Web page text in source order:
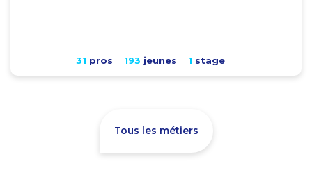
31 pros 193 jeunes 1 stage
Tous les métiers